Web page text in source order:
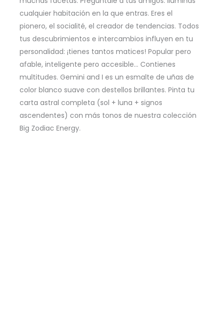
cualquier habitación en la que entras. Eres el
pionero, el socialité, el creador de tendencias. Todos
tus descubrimientos e intercambios influyen en tu
personalidad: ¡tienes tantos matices! Popular pero
afable, inteligente pero accesible… Contienes
multitudes. Gemini and I es un esmalte de uñas de
color blanco suave con destellos brillantes. Pinta tu
carta astral completa (sol + luna + signos
ascendentes) con más tonos de nuestra colección
Big Zodiac Energy.